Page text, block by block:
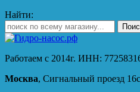
Найти:
Работаем с 2014г. ИНН:
Москва, Сигнальный проезд